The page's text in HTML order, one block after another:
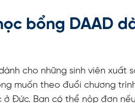
bổng DAAD
cho những sinh viên xuất
muốn theo đuổi chương
ở Đức. Bạn có thể nộp đơn